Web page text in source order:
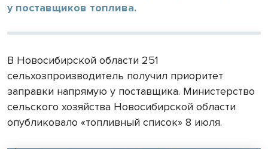
у поставщиков топлива.
В Новосибирской области 251
сельхозпроизводитель получил приоритет
заправки напрямую у поставщика. Министерство
сельского хозяйства Новосибирской области
опубликовало «топливный список» 8 июля.